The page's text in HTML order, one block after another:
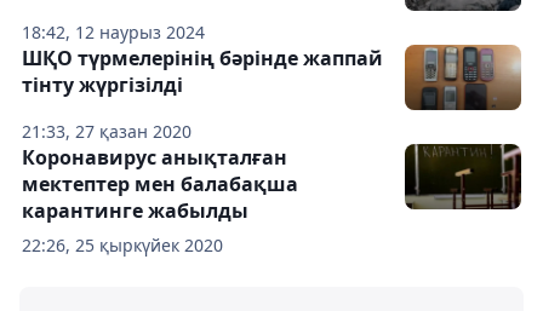
18:42, 12 наурыз 2024
21:33, 27 қазан 2020
ШҚО түрмелерінің бәрінде жаппай
тінту жүргізілді
22:26, 25 қыркүйек 2020
Коронавирус анықталған
мектептер мен балабақша
карантинге жабылды